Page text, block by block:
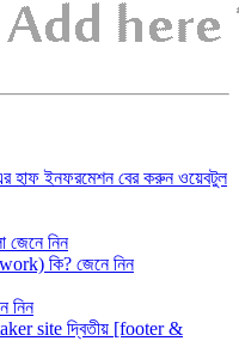
হাফ ইনফরমেশন বের করুন ওয়েবটুল
জেনে নিন
কি? জেনে নিন
নিন
site দ্বিতীয় [footer &